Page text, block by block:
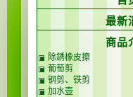
最新
商品
除銹橡皮擦
葡萄剪
钢剪、铁剪
加水壶